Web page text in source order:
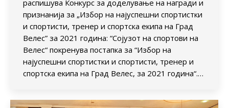
распишува Конкурс за доделување на награди и
признанија за „Избор на најуспешни спортистки
и спортисти, тренер и спортска екипа на Град
Велес” за 2021 година: “Сојузот на спортови на
Велес“ покренува постапка за “Избор на
најуспешни спортистки и спортисти, тренер и
спортска екипа на Град Велес, за 2021 година“.…